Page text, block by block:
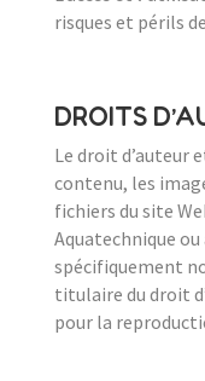
risques et périls
DROITS
Le droit d’auteur
contenu, les
fichiers du site
Aquatechnique
spécifiquement
titulaire du droit
pour la